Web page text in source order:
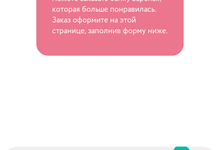
которая больше понравилась.
Заказ оформите на этой
странице, заполнив форму ниже.